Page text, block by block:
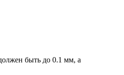
быть до 0.1 мм, а